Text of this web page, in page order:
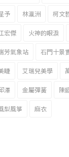
予 林瀛洲 柯文
宏傑 火神的眼淚
芳氣象站 石門十景
睫 艾瑞兒美學
澤 金屬彈簧 陳
梨風箏 麻衣